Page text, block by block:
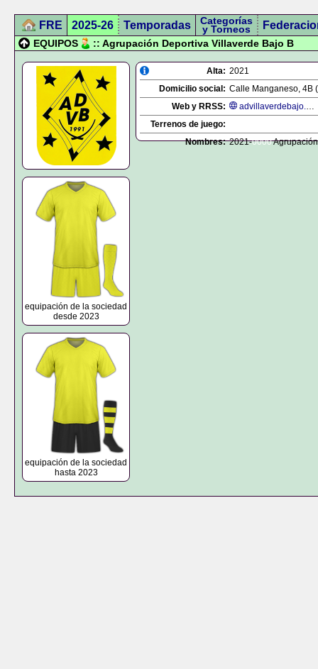
FRE 2025-26 Temporadas Categorías
y Torneos
EQUIPOS :: Agrupación Deportiva Villaverde Bajo B
equipación de la sociedad
desde 2023
equipación de la sociedad
hasta 2023
Alta: 2021
Domicilio social: Calle Manganeso, 4B
Web y RRSS:
advillaverdebajo.com
Terrenos de juego:
Nombres: 2021-0000